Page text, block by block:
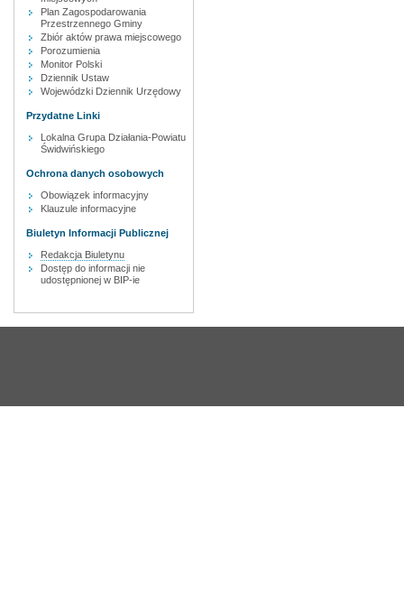
Plan Zagospodarowania
Przestrzennego Gminy
Zbiór aktów prawa miejscowego
Porozumienia
Monitor Polski
Dziennik Ustaw
Wojewódzki Dziennik Urzędowy
Przydatne Linki
Lokalna Grupa Działania-Powiatu
Świdwińskiego
Ochrona danych osobowych
Obowiązek informacyjny
Klauzule informacyjne
Biuletyn Informacji Publicznej
Redakcja Biuletynu
Dostęp do informacji nie
udostępnionej w BIP-ie